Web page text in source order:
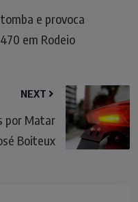
e provoca
em Rodeio
NEXT
por Matar
Boiteux